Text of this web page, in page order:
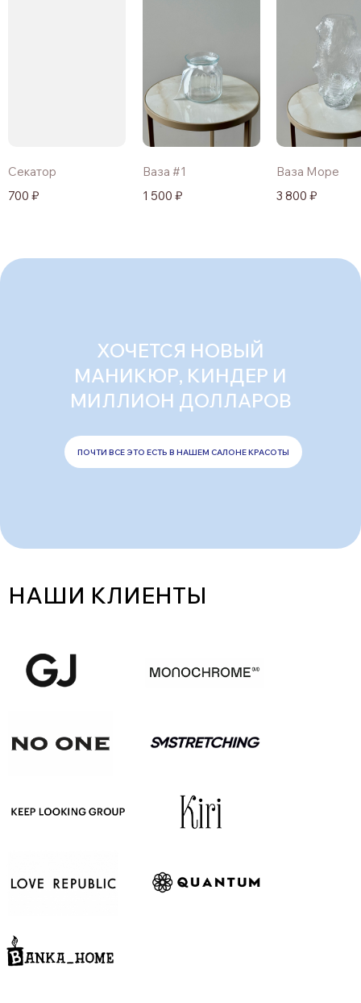
1 500 ₽
Ваза #1
3 800 ₽
Ваза Море
700 ₽
Секатор
ХОЧЕТСЯ НОВЫЙ
МАНИКЮР, КИНДЕР И
МИЛЛИОН ДОЛЛАРОВ
ПОЧТИ ВСЕ ЭТО ЕСТЬ В НАШЕМ САЛОНЕ КРАСОТЫ
НАШИ КЛИЕНТЫ